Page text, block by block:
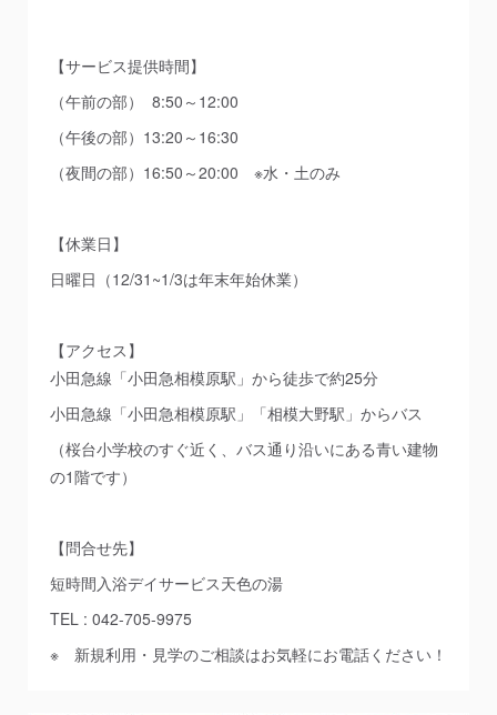
【サービス提供時間】
（午前の部） 8:50～12:00
（午後の部）13:20～16:30
（夜間の部）16:50～20:00 ※水・土のみ
【休業日】
日曜日（12/31~1/3は年末年始休業）
【アクセス】
小田急線「小田急相模原駅」から徒歩で約25分
小田急線「小田急相模原駅」「相模大野駅」からバス
（桜台小学校のすぐ近く、バス通り沿いにある青い建物
の1階です）
【問合せ先】
短時間入浴デイサービス天色の湯
TEL : 042-705-9975
※ 新規利用・見学のご相談はお気軽にお電話ください！